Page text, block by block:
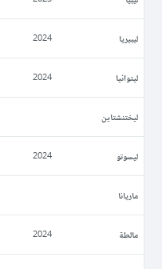
ليبيريا 2024
ليتوانيا 2024
ليختنشتاين
ليسوتو 2024
ماريانا
مالطة 2024